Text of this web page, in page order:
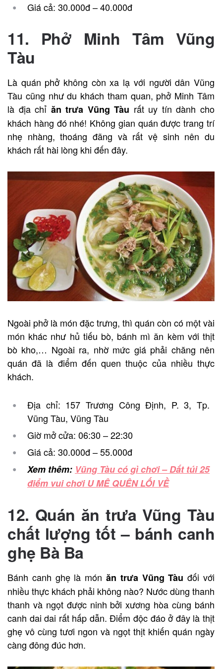
Giá cả: 30.000đ – 40.000đ
11. Phở Minh Tâm Vũng
Tàu
Là quán phở không còn xa lạ với người dân Vũng
Tàu cũng như du khách tham quan, phở Minh Tâm
là địa chỉ ăn trưa Vũng Tàu rất uy tín dành cho
khách hàng đó nhé! Không gian quán được trang trí
nhẹ nhàng, thoáng đãng và rất vệ sinh nên du
khách rất hài lòng khi đến đây.
Ngoài phở là món đặc trưng, thì quán còn có một vài
món khác như hủ tiếu bò, bánh mì ăn kèm với thịt
bò kho,… Ngoài ra, nhờ mức giá phải chăng nên
quán đã là điểm đến quen thuộc của nhiều thực
khách.
Địa chỉ: 157 Trương Công Định, P. 3, Tp.
Vũng Tàu, Vũng Tàu
Giờ mở cửa: 06:30 – 22:30
Giá cả: 30.000đ – 55.000đ
Xem thêm: Vũng Tàu có gì chơi – Dắt túi 25
điểm vui chơi U MÊ QUÊN LỐI VỀ
12. Quán ăn trưa Vũng Tàu
chất lượng tốt – bánh canh
ghẹ Bà Ba
Bánh canh ghẹ là món ăn trưa Vũng Tàuđối với
nhiều thực khách phải không nào? Nước dùng thanh
thanh và ngọt được ninh bởi xương hòa cùng bánh
canh dai dai rất hấp dẫn. Điểm độc đáo ở đây là thịt
ghẹ vô cùng tươi ngon và ngọt thịt khiến quán ngày
càng đông đúc hơn.